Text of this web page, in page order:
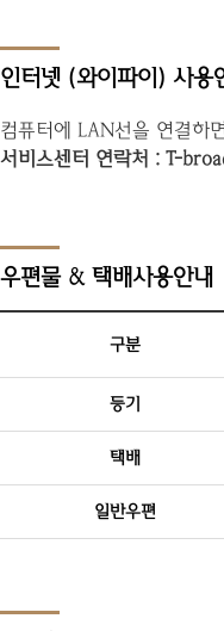
인터넷 (와이파이) 사용
컴퓨터에 LAN선을 연결하
서비스센터 연락처 : T-
우편물 & 택배사용안내
구분
등기
택배
일반우편